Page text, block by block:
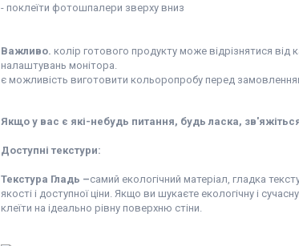
- поклеїти фотошпалери зверху вниз
Важливо. колір готового продукту може відрізнятися від
налаштувань монітора.
є можливість виготовити кольоропробу перед
Якщо у вас є які-небудь питання, будь ласка,
Доступні текстури:
Текстура Гладь –самий екологічний матеріал, гладка
якості і доступної ціни. Якщо ви шукаєте екологічну і
клеїти на ідеально рівну поверхню стіни.